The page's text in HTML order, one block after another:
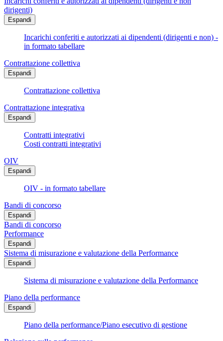
dirigenti)
Espandi
Incarichi conferiti e autorizzati ai dipendenti (dirigenti e non) -
in formato tabellare
Contrattazione collettiva
Espandi
Contrattazione collettiva
Contrattazione integrativa
Espandi
Contratti integrativi
Costi contratti integrativi
OIV
Espandi
OIV - in formato tabellare
Bandi di concorso
Espandi
Bandi di concorso
Performance
Espandi
Sistema di misurazione e valutazione della Performance
Espandi
Sistema di misurazione e valutazione della Performance
Piano della performance
Espandi
Piano della performance/Piano esecutivo di gestione